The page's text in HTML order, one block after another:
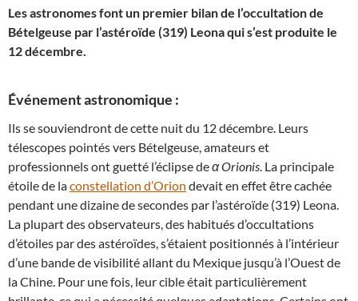
Les astronomes font un premier bilan de l’occultation de
Bételgeuse par l’astéroïde (319) Leona qui s’est produite le
12 décembre.
Événement astronomique :
Ils se souviendront de cette nuit du 12 décembre. Leurs
télescopes pointés vers Bételgeuse, amateurs et
professionnels ont guetté l’éclipse deα Orionis. La principale
étoile de laconstellation d’Orion devait en effet être cachée
pendant une dizaine de secondes par l’astéroïde (319) Leona.
La plupart des observateurs, des habitués d’occultations
d’étoiles par des astéroïdes, s’étaient positionnés à l’intérieur
d’une bande de visibilité allant du Mexique jusqu’à l’Ouest de
la Chine. Pour une fois, leur cible était particulièrement